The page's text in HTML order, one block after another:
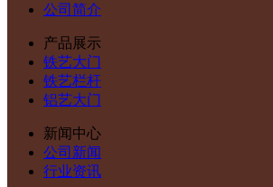
公司简介
产品展示
铁艺大门
铁艺栏杆
铝艺大门
新闻中心
公司新闻
行业资讯